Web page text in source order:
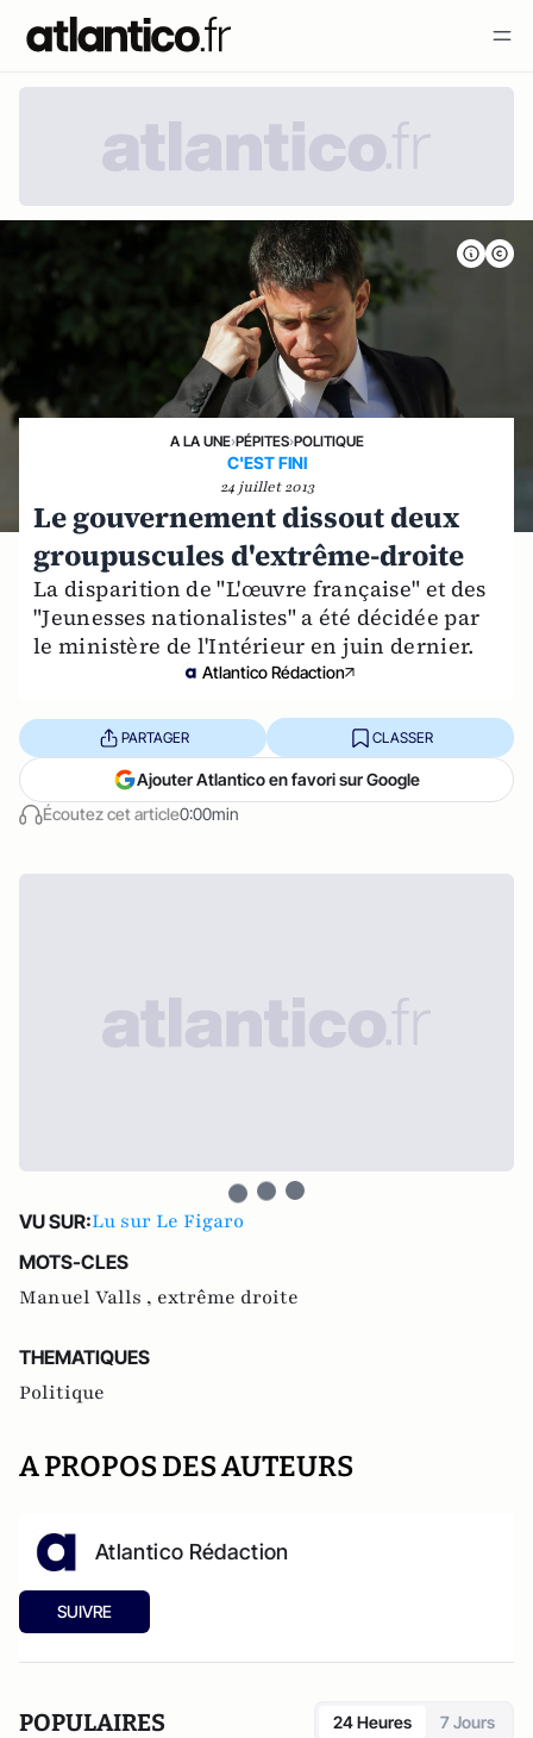
A LA UNE›PÉPITES›POLITIQUE
C'EST FINI
24 juillet 2013
Le gouvernement dissout deux
groupuscules d'extrême-droite
La disparition de "L'œuvre française" et des
"Jeunesses nationalistes" a été décidée par
le ministère de l'Intérieur en juin dernier.
Atlantico Rédaction
Écoutez cet article0:00min
PARTAGER CLASSER
Ajouter Atlantico en favori sur Google
VU SUR:Lu sur Le Figaro
MOTS-CLES
Manuel Valls , extrême droite
THEMATIQUES
Politique
A PROPOS DES AUTEURS
Atlantico Rédaction
SUIVRE
POPULAIRES 24 Heures 7 Jours